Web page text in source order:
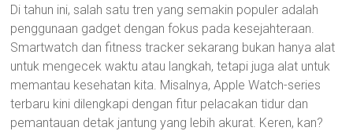
Di tahun ini, salah satu tren yang semakin populer adalah
penggunaan gadget dengan fokus pada kesejahteraan.
Smartwatch dan fitness tracker sekarang bukan hanya alat
untuk mengecek waktu atau langkah, tetapi juga alat untuk
memantau kesehatan kita. Misalnya, Apple Watch-series
terbaru kini dilengkapi dengan fitur pelacakan tidur dan
pemantauan detak jantung yang lebih akurat. Keren, kan?